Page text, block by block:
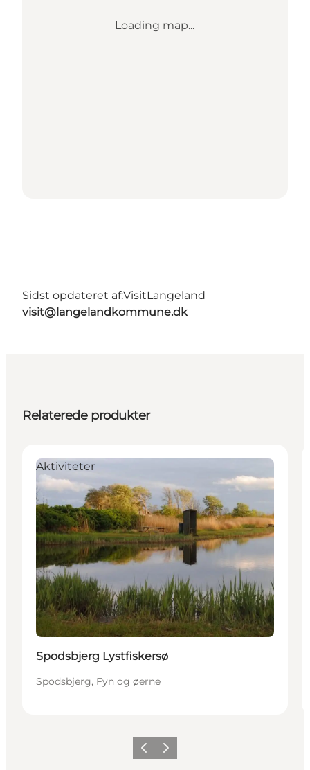
Loading map...
Sidst opdateret af:VisitLangeland
visit@langelandkommune.dk
Relaterede produkter
Aktiviteter
Spodsbjerg Lystfiskersø
Spodsbjerg, Fyn og øerne
ForrigeNæste